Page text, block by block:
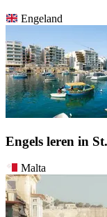
Engeland
Engels leren in
Malta